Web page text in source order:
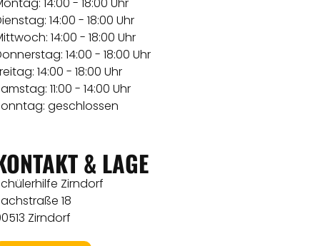
14:00 - 18:00 Uhr
14:00 - 18:00 Uhr
14:00 - 18:00 Uhr
14:00 - 18:00 Uhr
11:00 - 14:00 Uhr
geschlossen
& LAGE
Zirndorf
18
Zirndorf